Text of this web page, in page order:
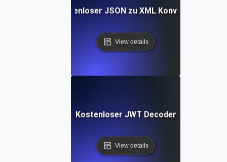
Kostenloser JSON zu XML Konverter
View details
Kostenloser JWT Decoder
View details